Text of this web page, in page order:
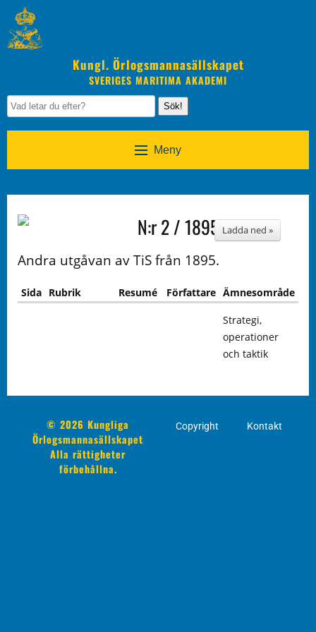
Kungl. Örlogsmannasällskapet
SVERIGES MARITIMA AKADEMI
Sök!
Meny
N:r 2 / 1895 Ladda ned »
Andra utgåvan av TiS från 1895.
Sida Rubrik Resumé Författare Ämnesområde
Strategi,
operationer
och taktik
© 2026 Kungliga
Örlogsmannasällskapet
Alla rättigheter
förbehållna.
Copyright Kontakt